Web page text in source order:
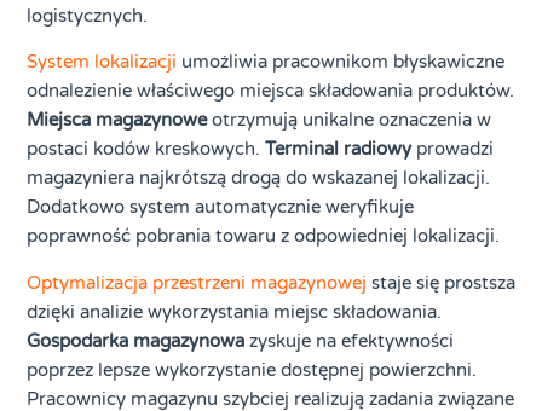
logistycznych.
System lokalizacji umożliwia pracownikom błyskawiczne
odnalezienie właściwego miejsca składowania produktów.
Miejsca magazynoweotrzymują unikalne oznaczenia w
postaci kodów kreskowych. Terminal radiowyprowadzi
magazyniera najkrótszą drogą do wskazanej lokalizacji.
Dodatkowo system automatycznie weryfikuje
poprawność pobrania towaru z odpowiedniej lokalizacji.
Optymalizacja przestrzeni magazynowej staje się prostsza
dzięki analizie wykorzystania miejsc składowania.
Gospodarka magazynowazyskuje na efektywności
poprzez lepsze wykorzystanie dostępnej powierzchni.
Pracownicy magazynu szybciej realizują zadania związane